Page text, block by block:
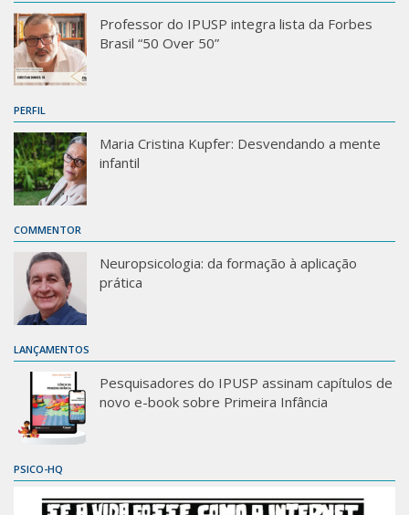
Professor do IPUSP integra lista da Forbes
Brasil “50 Over 50”
PERFIL
Maria Cristina Kupfer: Desvendando a mente
infantil
COMMENTOR
Neuropsicologia: da formação à aplicação
prática
LANÇAMENTOS
Pesquisadores do IPUSP assinam capítulos de
novo e-book sobre Primeira Infância
PSICO-HQ